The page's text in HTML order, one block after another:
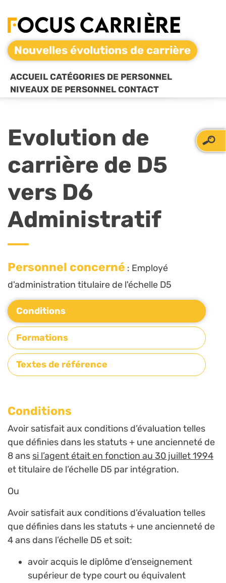
Nouvelles évolutions de carrière
ACCUEIL CATÉGORIES DE PERSONNEL
NIVEAUX DE PERSONNEL CONTACT
Evolution de
carrière de D5
vers D6
Administratif
Personnel concerné : Employé
d'administration titulaire de l'échelle D5
Conditions
Formations
Textes de référence
Conditions
Avoir satisfait aux conditions d’évaluation telles
que définies dans les statuts + une ancienneté de
8 ans si l’agent était en fonction au 30 juillet 1994
et titulaire de l’échelle D5 par intégration.
Ou
Avoir satisfait aux conditions d’évaluation telles
que définies dans les statuts + une ancienneté de
4 ans dans l’échelle D5 et soit:
avoir acquis le diplôme d’enseignement
supérieur de type court ou équivalent